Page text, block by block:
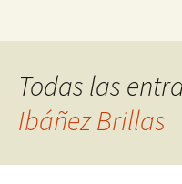
Todas las
Ibáñez Brillas